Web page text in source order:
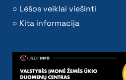
Lėšos veiklai viešinti
Kita informacija